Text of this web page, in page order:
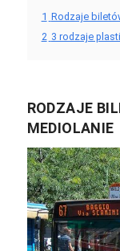
1 Rodzaje
2 3 rodzaje
RODZAJE
MEDIOLANIE